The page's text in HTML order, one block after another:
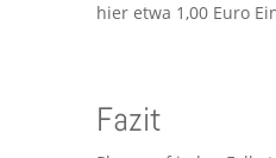
hier etwa 1,00 Euro
Fazit